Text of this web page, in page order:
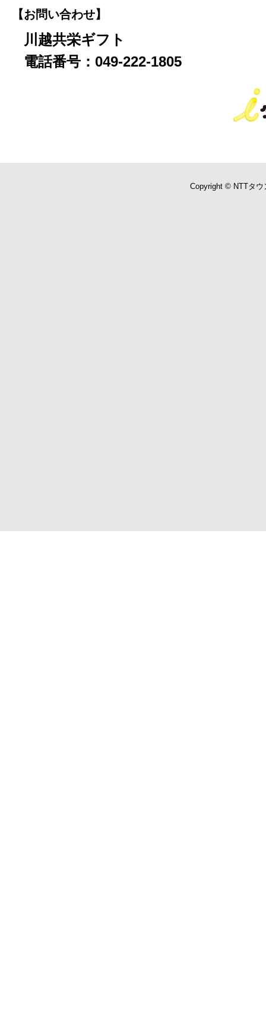
【お問い合わせ】
川越共栄ギフト
電話番号：049-222-1805
Copyright © NTTタウ